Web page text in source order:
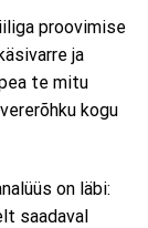
proovimise
ja
te mitu
kogu
on läbi:
saadaval